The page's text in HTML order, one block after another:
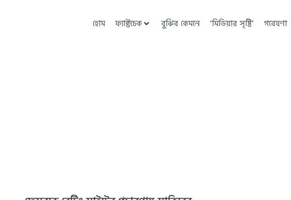
হোম ফ্যাক্টচেক বুঝিব কেমনে ‘মিডিয়ার সৃষ্টি’ গবেষণা